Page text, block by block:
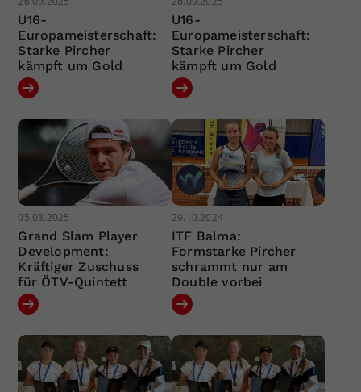
U16-
Europameisterschaft:
Starke Pircher
kämpft um Gold
U16-
Europameisterschaft:
Starke Pircher
kämpft um Gold
05.03.2025
Grand Slam Player
Development:
Kräftiger Zuschuss
für ÖTV-Quintett
29.10.2024
ITF Balma:
Formstarke Pircher
schrammt nur am
Double vorbei